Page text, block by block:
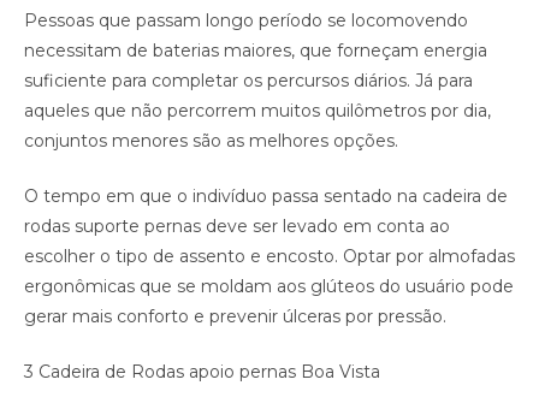
Pessoas que passam longo período se locomovendo
necessitam de baterias maiores, que forneçam energia
suficiente para completar os percursos diários. Já para
aqueles que não percorrem muitos quilômetros por dia,
conjuntos menores são as melhores opções.
O tempo em que o indivíduo passa sentado na cadeira de
rodas suporte pernas deve ser levado em conta ao
escolher o tipo de assento e encosto. Optar por almofadas
ergonômicas que se moldam aos glúteos do usuário pode
gerar mais conforto e prevenir úlceras por pressão.
3 Cadeira de Rodas apoio pernas Boa Vista